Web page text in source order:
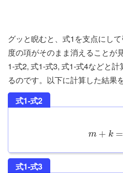
グッと睨むと、式1を支点にし
度の項がそのまま消えることが
1-式2, 式1-式3, 式1-式4などと
るのです。以下に計算した結果
式1-式2
m + k =
式1-式3